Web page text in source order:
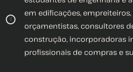
caminho para fazer um
E não importa se você está
estudante ou já se formou há
que você precisa garantir a
em edificações,
orçamentistas, consultores
construção, incorporadoras
profissionais de compras e